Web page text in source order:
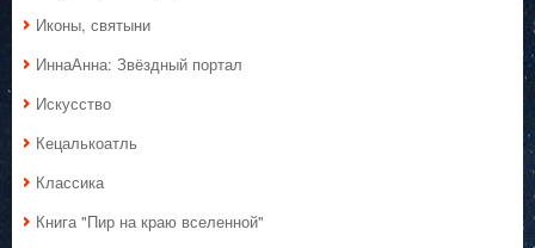
Иконы, святыни
ИннаАнна: Звёздный портал
Искусство
Кецалькоатль
Классика
Книга "Пир на краю вселенной"